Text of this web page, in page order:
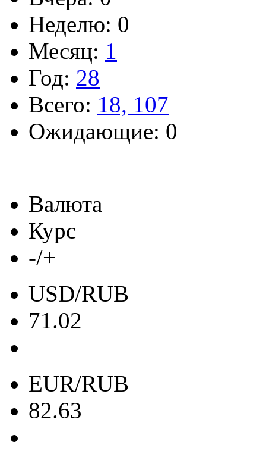
Неделю: 0
Месяц: 1
Год: 28
Всего: 18, 107
Ожидающие: 0
Валюта
Курс
-/+
USD/RUB
71.02
EUR/RUB
82.63